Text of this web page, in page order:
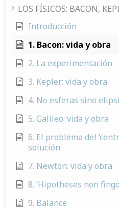
LOS FÍSICOS: BACON,
Introducción
1. Bacon: vida y obra
2. La experimentación
3. Kepler: vida y obra
4. No esferas sino
5. Galileo: vida y obra
6. El problema del
solución
7. Newton: vida y obra
8. ‘Hipotheses non
9. Balance